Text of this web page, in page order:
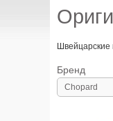
Швейцарские
Бренд
Chopard